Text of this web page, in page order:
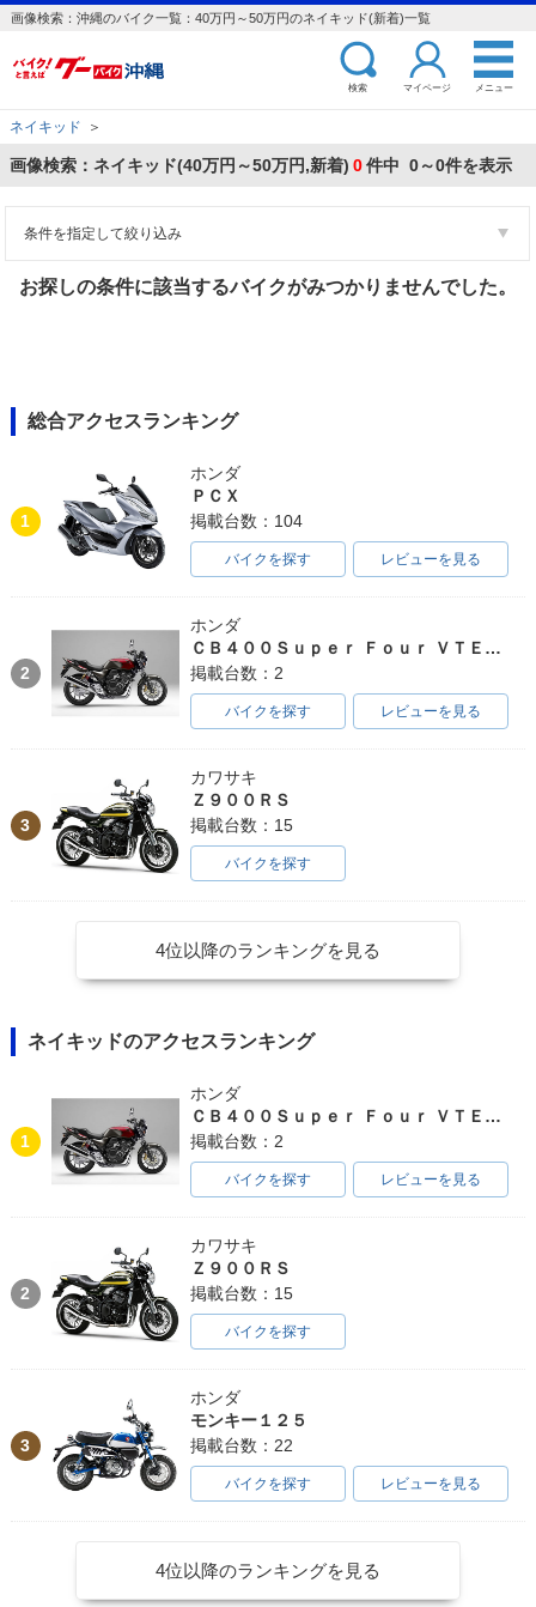
画像検索：沖縄のバイク一覧：40万円～50万円のネイキッド(新着)一覧
検索 マイページ メニュー
ネイキッド ＞
画像検索：ネイキッド(40万円～50万円,新着) 0件中 0～0件を表示
条件を指定して絞り込み
お探しの条件に該当するバイクがみつかりませんでした。
総合アクセスランキング
1
ホンダ
ＰＣＸ
掲載台数：104
バイクを探す レビューを見る
2
ホンダ
ＣＢ４００Ｓｕｐｅｒ Ｆｏｕｒ ＶＴＥＣ ＳＰＥＣ３
掲載台数：2
バイクを探す レビューを見る
3
カワサキ
Ｚ９００ＲＳ
掲載台数：15
バイクを探す
4位以降のランキングを見る
ネイキッドのアクセスランキング
1
ホンダ
ＣＢ４００Ｓｕｐｅｒ Ｆｏｕｒ ＶＴＥＣ ＳＰＥＣ３
掲載台数：2
バイクを探す レビューを見る
2
カワサキ
Ｚ９００ＲＳ
掲載台数：15
バイクを探す
3
ホンダ
モンキー１２５
掲載台数：22
バイクを探す レビューを見る
4位以降のランキングを見る